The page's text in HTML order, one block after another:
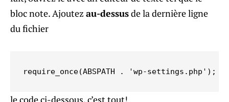
bloc note. Ajoutez au-dessusde la dernière ligne
du fichier
require_once(ABSPATH . 'wp-settings.php');
le code ci-dessous, c’est tout!